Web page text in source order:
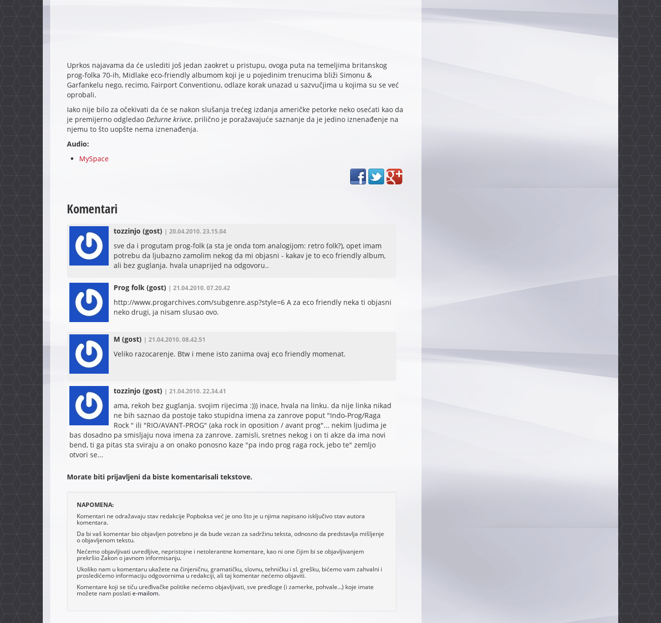
Uprkos najavama da će uslediti još jedan zaokret u pristupu, ovoga puta na temeljima britanskog
prog-folka 70-ih, Midlake eco-friendly albumom koji je u pojedinim trenucima bliži Simonu &
Garfankelu nego, recimo, Fairport Conventionu, odlaze korak unazad u sazvučjima u kojima su se već
oprobali.
Iako nije bilo za očekivati da će se nakon slušanja trećeg izdanja američke petorke neko osećati kao da
je premijerno odgledao Dežurne krivce, prilično je poražavajuće saznanje da je jedino iznenađenje na
njemu to što uopšte nema iznenađenja.
Audio:
MySpace
Komentari
tozzinjo (gost) | 20.04.2010. 23.15.04
sve da i progutam prog-folk (a sta je onda tom analogijom: retro folk?), opet imam
potrebu da ljubazno zamolim nekog da mi objasni - kakav je to eco friendly album,
ali bez guglanja. hvala unaprijed na odgovoru..
Prog folk(gost) | 21.04.2010. 07.20.42
http://www.progarchives.com/subgenre.asp?style=6 A za eco friendly neka ti objasni
neko drugi, ja nisam slusao ovo.
M (gost) | 21.04.2010. 08.42.51
Veliko razocarenje. Btw i mene isto zanima ovaj eco friendly momenat.
tozzinjo (gost) | 21.04.2010. 22.34.41
ama, rekoh bez guglanja. svojim rijecima :))) inace, hvala na linku. da nije linka nikad
ne bih saznao da postoje tako stupidna imena za zanrove poput "Indo-Prog/Raga
Rock " ili "RIO/AVANT-PROG" (aka rock in oposition / avant prog"... nekim ljudima je
bas dosadno pa smisljaju nova imena za zanrove. zamisli, sretnes nekog i on ti akze da ima novi
bend, ti ga pitas sta sviraju a on onako ponosno kaze "pa indo prog raga rock, jebo te" zemljo
otvori se...
Morate biti prijavljeni da biste komentarisali tekstove.
NAPOMENA:
Komentari ne odražavaju stav redakcije Popboksa već je ono što je u njima napisano isključivo stav autora
komentara.
Da bi vaš komentar bio objavljen potrebno je da bude vezan za sadržinu teksta, odnosno da predstavlja mišljenje
o objavljenom tekstu.
Nećemo objavljivati uvredljive, nepristojne i netolerantne komentare, kao ni one čijim bi se objavljivanjem
prekršio Zakon o javnom informisanju.
Ukoliko nam u komentaru ukažete na činjeničnu, gramatičku, slovnu, tehničku i sl. grešku, bićemo vam zahvalni i
prosledićemo informaciju odgovornima u redakciji, ali taj komentar nećemo objaviti.
Komentare koji se tiču uređivačke politike nećemo objavljivati, sve predloge (i zamerke, pohvale...) koje imate
možete nam poslati e-mailom.